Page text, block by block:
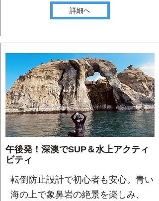
詳細へ
午後発！深澳でSUP＆水上アクティ
ビティ
転倒防止設計で初心者も安心。青い
海の上で象鼻岩の絶景を楽しみ、